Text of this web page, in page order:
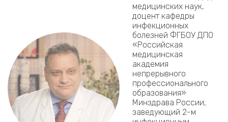
медицинских наук,
доцент кафедры
инфекционных
болезней ФГБОУ ДПО
«Российская
медицинская
академия
непрерывного
профессионального
образования»
Минздрава России,
заведующий 2-м